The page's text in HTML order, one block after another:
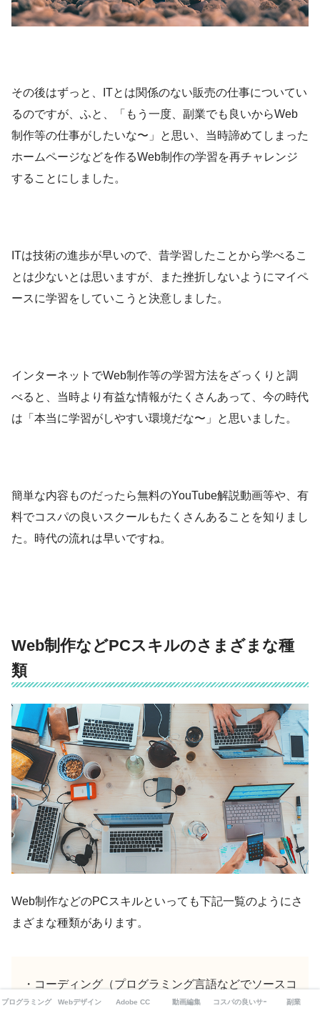
その後はずっと、ITとは関係のない販売の仕事についてい
るのですが、ふと、「もう一度、副業でも良いからWeb
制作等の仕事がしたいな〜」と思い、当時諦めてしまった
ホームページなどを作るWeb制作の学習を再チャレンジ
することにしました。
ITは技術の進歩が早いので、昔学習したことから学べるこ
とは少ないとは思いますが、また挫折しないようにマイペ
ースに学習をしていこうと決意しました。
インターネットでWeb制作等の学習方法をざっくりと調
べると、当時より有益な情報がたくさんあって、今の時代
は「本当に学習がしやすい環境だな〜」と思いました。
簡単な内容ものだったら無料のYouTube解説動画等や、有
料でコスパの良いスクールもたくさんあることを知りまし
た。時代の流れは早いですね。
Web制作などPCスキルのさまざまな種
類
Web制作などのPCスキルといっても下記一覧のようにさ
まざまな種類があります。
・コーディング（プログラミング言語などでソースコ
ードを記述）
プログラミング Webデザイン Adobe CC 動画編集 コスパの良いサービス 副業